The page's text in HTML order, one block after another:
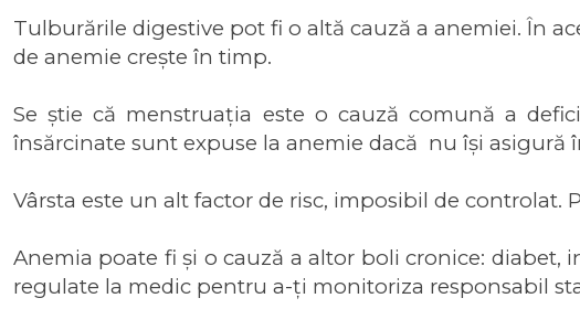
Tulburările digestive pot fi o altă cauză a anemiei. În
de anemie crește în timp.
Se știe că menstruația este o cauză comună a
însărcinate sunt expuse la anemie dacă nu își asigură
Vârsta este un alt factor de risc, imposibil de controlat.
Anemia poate fi și o cauză a altor boli cronice: diabet,
regulate la medic pentru a-ți monitoriza responsabil